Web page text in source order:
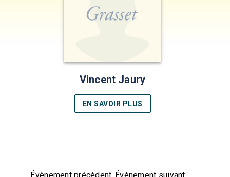
Vincent Jaury
EN SAVOIR PLUS